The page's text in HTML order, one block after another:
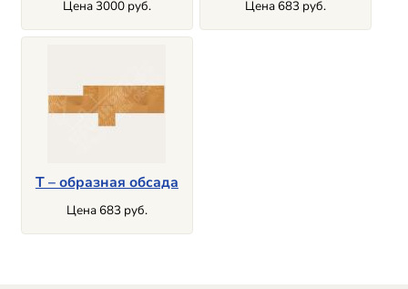
Цена 3000 руб. Цена 683 руб.
Т – образная обсада
Цена 683 руб.